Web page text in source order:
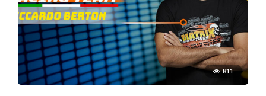
811